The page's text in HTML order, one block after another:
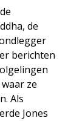
de
berichten
ze
Als
Jones